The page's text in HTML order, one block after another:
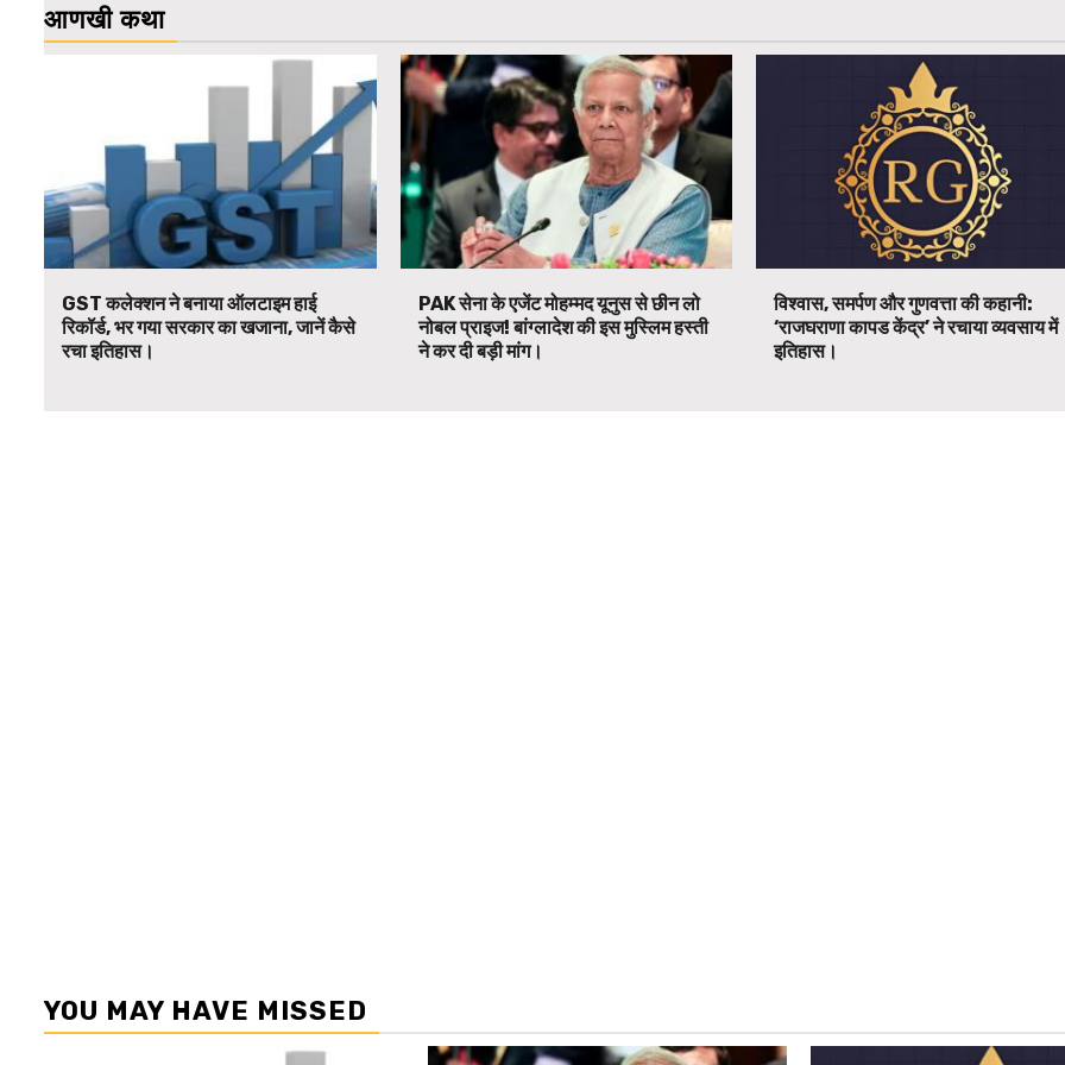
आणखी कथा
GST कलेक्शन ने बनाया ऑलटाइम हाई
रिकॉर्ड, भर गया सरकार का खजाना, जानें कैसे
रचा इतिहास।
PAK सेना के एजेंट मोहम्मद यूनुस से छीन लो
नोबल प्राइज! बांग्लादेश की इस मुस्लिम हस्ती
ने कर दी बड़ी मांग।
विश्वास, समर्पण और गुणवत्ता की कहानी:
‘राजघराणा कापड केंद्र’ ने रचाया व्यवसाय में
इतिहास।
YOU MAY HAVE MISSED